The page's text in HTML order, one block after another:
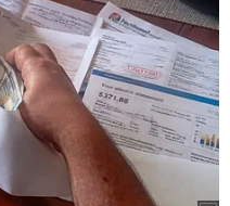
#Chiến tranh Thế giới
Quốc Nhật Bản